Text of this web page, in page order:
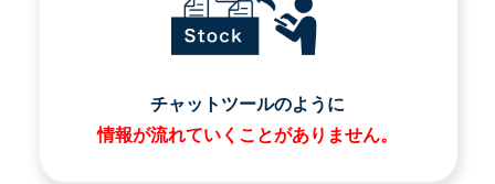
チャットツールのように
情報が流れていくことがありません。